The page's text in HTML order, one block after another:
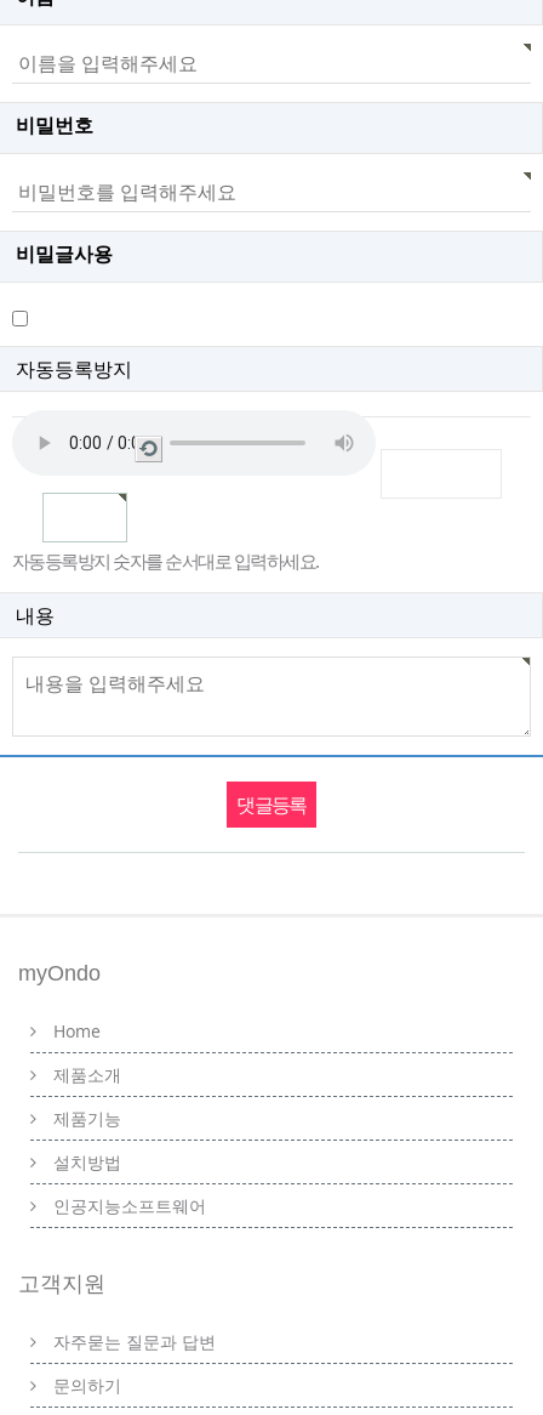
비밀번호
비밀글사용
자동등록방지
새
자동등록방지 숫자를 순서대로 입력하세요.
내용
myOndo
Home
제품소개
제품기능
설치방법
인공지능소프트웨어
고객지원
자주묻는 질문과 답변
문의하기